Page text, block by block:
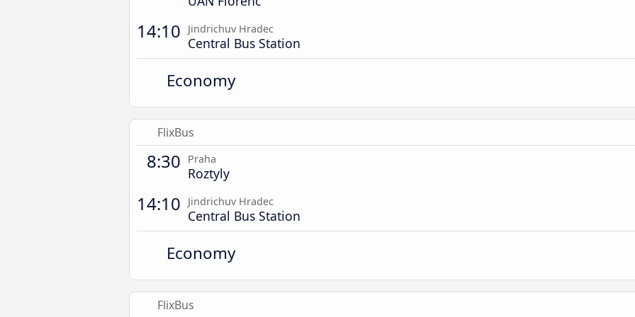
14:10 Jindrichuv Hradec
Central Bus Station
Economy
FlixBus
8:30 Praha
Roztyly
14:10 Jindrichuv Hradec
Central Bus Station
Economy
FlixBus